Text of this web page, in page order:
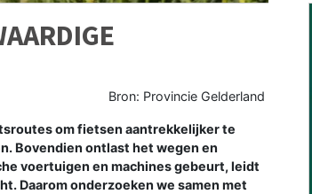
Bron: Provincie Gelderland
om fietsen aantrekkelijker te
Bovendien ontlast het wegen en
voertuigen en machines gebeurt, leidt
Daarom onderzoeken we samen met